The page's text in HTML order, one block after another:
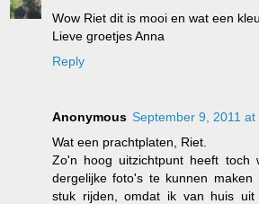
Wow Riet dit is mooi en wat een
Lieve groetjes Anna
Reply
Anonymous September 9, 2011 at
Wat een prachtplaten, Riet.
Zo'n hoog uitzichtpunt heeft toch
dergelijke foto's te kunnen
stuk rijden, omdat ik van huis